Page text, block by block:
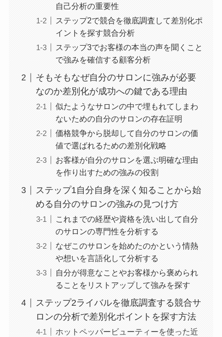
自己分析の重要性
ステップ2で競合を徹底調査して差別化ポ
イントを探す競合分析
ステップ3でお客様の本当の声を聞くこと
で強みを確信する顧客分析
そもそもなぜ自分のサロンに強みが必要
なのか差別化が成功への鍵である理由
似たようなサロンの中で埋もれてしまわ
ないための自分のサロンの存在証明
価格競争から脱却して自分のサロンの価
値で選ばれるための差別化戦略
お客様が自分のサロンを選ぶ明確な理由
を作り出すための強みの役割
ステップ1自分自身を深く知ることから始
める自分のサロンの強みの見つけ方
これまでの経歴や資格を洗い出して自分
のサロンの専門性を分析する
なぜこのサロンを始めたのかという情熱
や想いを言語化して分析する
自分が得意なことやお客様から褒められ
ることをリストアップして強みを探す
ステップ2ライバルを徹底調査する競合サ
ロンの分析で差別化ポイントを探す方法
ホットペッパービューティーを使った近